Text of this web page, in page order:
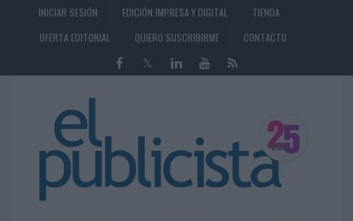
INICIAR SESIÓN EDICIÓN IMPRESA Y DIGITAL
TIENDA
OFERTA EDITORIAL
QUIERO SUSCRIBIRME CONTACTO